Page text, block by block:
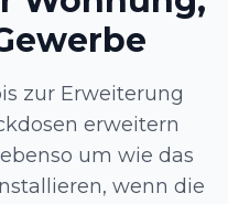
zur Erweiterung
erweitern
um wie das
wenn die